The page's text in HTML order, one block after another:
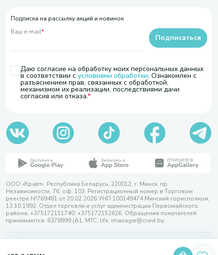
Подписка на рассылку акций и новинок
Ваш e-mail*
Даю согласие на обработку моих персональных данных
в соответствии с условиями обработки. Ознакомлен с
разъяснением прав, связанных с обработкой,
механизмом их реализации, последствиями дачи
согласия или отказа.
Подписаться
ООО «Кравт». Республика Беларусь, 220012, г. Минск, пр.
Независимости, 76, оф. 103. Регистрационный номер в Торговом
реестре №769481 от 20.02.2026 УНП 100149474 Минский горисполком,
13.10.1992. Отдел торговли и услуг администрации Первомайского
района, +375172151740; +375172152626. Обращения покупателей
принимаются: 6378899 (А1, МТС, life, imanager@cravt.by.